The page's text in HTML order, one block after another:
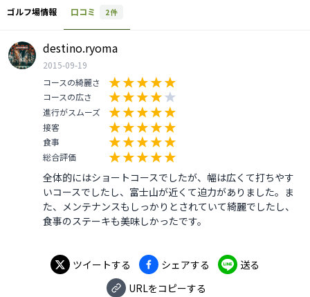
ゴルフ場情報 口コミ 2件
destino.ryoma
2015-09-19
コースの綺麗さ
コースの広さ
進行がスムーズ
接客
食事
総合評価
全体的にはショートコースでしたが、幅は広くて打ちやす
いコースでしたし、富士山が近くて迫力がありました。ま
た、メンテナンスもしっかりとされていて綺麗でしたし、
食事のステーキも美味しかったです。
ツイートする シェアする
送る
URLをコピーする